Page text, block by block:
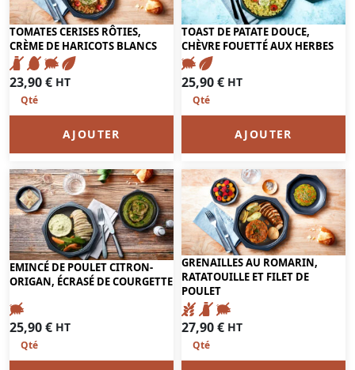
TOMATES CERISES RÔTIES,
CRÈME DE HARICOTS BLANCS
23,90€ HT
AJOUTER
TOAST DE PATATE DOUCE,
CHÈVRE FOUETTÉ AUX HERBES
25,90€ HT
AJOUTER
EMINCÉ DE POULET CITRON-
ORIGAN, ÉCRASÉ DE COURGETTE
25,90€ HT
GRENAILLES AU ROMARIN,
RATATOUILLE ET FILET DE
POULET
27,90€ HT